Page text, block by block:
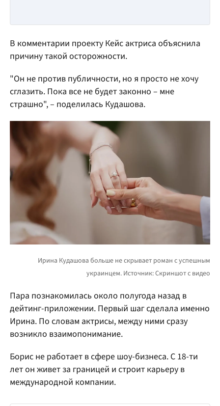
В комментарии проекту Кейс актриса объяснила
причину такой осторожности.
"Он не против публичности, но я просто не хочу
сглазить. Пока все не будет законно – мне
страшно", – поделилась Кудашова.
Пара познакомилась около полугода назад в
дейтинг-приложении. Первый шаг сделала именно
Ирина. По словам актрисы, между ними сразу
возникло взаимопонимание.
Борис не работает в сфере шоу-бизнеса. С 18-ти
лет он живет за границей и строит карьеру в
международной компании.